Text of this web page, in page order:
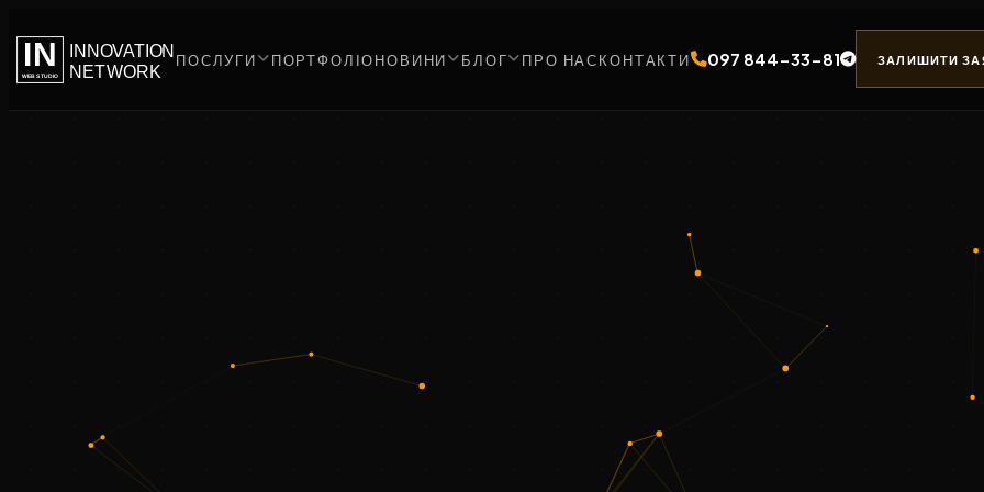
IN
WEB STUDIO
INNOVATION
NETWORK
ПОСЛУГИ ПОРТФОЛІОНОВИНИ БЛОГ ПРО НАСКОНТАКТИ 097 844-33-81 ЗАЛИШИТИ